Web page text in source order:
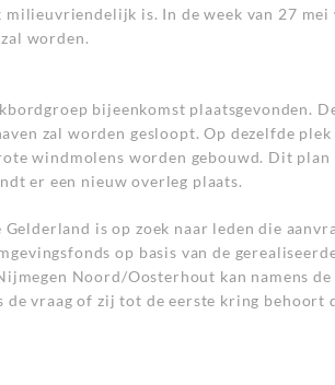
is. In de week van 27
worden.
bijeenkomst plaatsgevonden.
zal worden gesloopt. Op dezelfde
windmolens worden gebouwd. Dit plan
er een nieuw overleg plaats.
is op zoek naar leden die
op basis van de
Noord/Oosterhout kan namens
de vraag of zij tot de eerste kring behoort